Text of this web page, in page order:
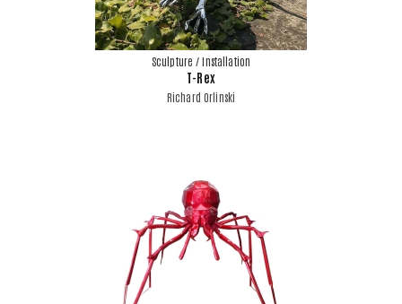
Sculpture / Installation
T-Rex
Richard Orlinski